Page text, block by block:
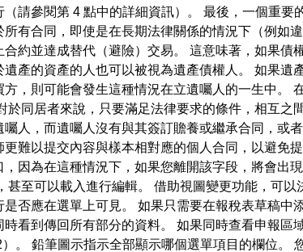
（請參閱第 4 點中的詳細資訊）。 最後，一個重
所有合同，即使是在長期法律關係的情況下（例如
合約並達成替代（避險）交易。 這意味著，如果
遺產的資產的人也可以被視為遺產債權人。 如果
方，則可能會發生這種情況在立遺囑人的一生中。
於同居者來說，只要滿足法律要求的條件，相互之
囑人，而遺囑人沒有與其簽訂贍養或繼承合同，或
更難以提交內容與樣本相對應的個人合同，以避免
，因為在這種情況下，如果您離開該字段，將會出
甚至可以載入進行編輯。 借助視圖變更功能，可
是否應在選單上可見。 如果只需要在報稅表草稿中
時看到傳回所有部分的資料。 如果同時查看申報
。 鉛筆圖示指示全部顯示哪個選單項目的欄位。